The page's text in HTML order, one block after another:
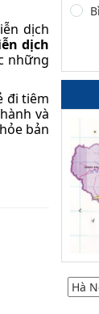
dịch
dịch
những
đi tiêm
và
bản